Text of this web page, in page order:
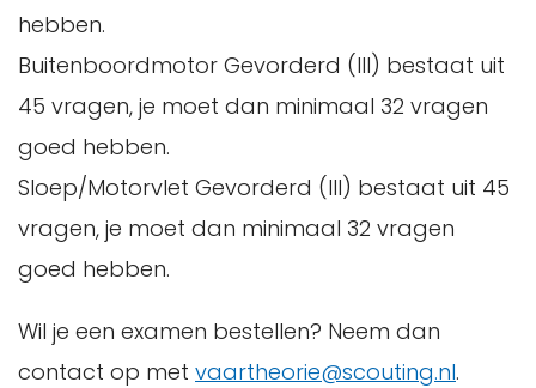
hebben.
Buitenboordmotor Gevorderd (III) bestaat uit
45 vragen, je moet dan minimaal 32 vragen
goed hebben.
Sloep/Motorvlet Gevorderd (III) bestaat uit 45
vragen, je moet dan minimaal 32 vragen
goed hebben.
Wil je een examen bestellen? Neem dan
contact op met vaartheorie@scouting.nl.